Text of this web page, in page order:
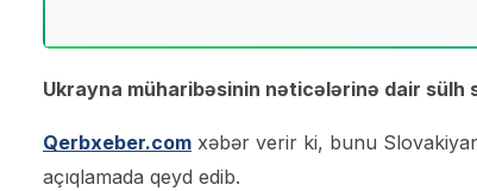
Ukrayna müharibəsinin nəticələrinə dair
Qerbxeber.com xəbər verir ki, bunu
açıqlamada qeyd edib.